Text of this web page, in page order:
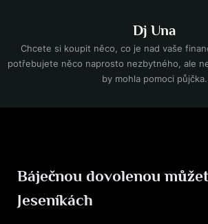
content
Dj Una
Chcete si koupit něco, co je nad vaše
potřebujete něco naprosto nezbytného, ale
by mohla pomoci půjčka.
Báječnou dovolenou
Jeseníkách